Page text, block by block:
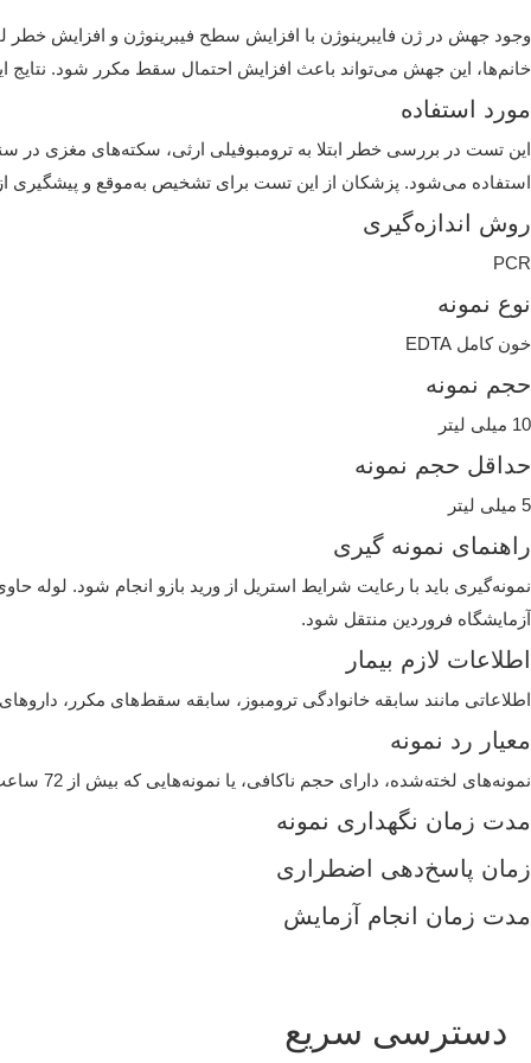
وجود جهش در ژن فایبرینوژن با افزایش سطح فیبرینوژن و افزایش
خانم‌ها، این جهش می‌تواند باعث افزایش احتمال سقط مکرر شود. نتایج
مورد استفاده
این تست در بررسی خطر ابتلا به ترومبوفیلی ارثی، سکته‌های مغزی در
استفاده می‌شود. پزشکان از این تست برای تشخیص به‌موقع و پیشگیری
روش اندازه‌گیری
PCR
نوع نمونه
خون کامل EDTA
حجم نمونه
10 میلی لیتر
حداقل حجم نمونه
5 میلی لیتر
راهنمای نمونه گیری
آزمایشگاه فروردین منتقل شود.
اطلاعات لازم بیمار
اطلاعاتی مانند سابقه خانوادگی ترومبوز، سابقه سقط‌های مکرر،
معیار رد نمونه
نمونه‌های لخته‌شده، دارای حجم ناکافی، یا نمونه‌هایی که بیش از 72 ساعت از زمان نمونه‌گیری گذشته باشد، پذیرفته نمی‌شوند. همچنین در صورت نگهداری نامناسب در دمای غیر استاندارد، نمونه مردود اعلام می‌شود.
مدت زمان نگهداری نمونه
زمان پاسخ‌دهی اضطراری
مدت زمان انجام آزمایش
دسترسی سریع